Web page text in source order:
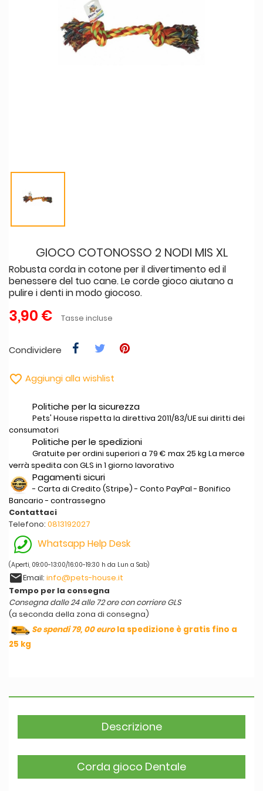
GIOCO COTONOSSO 2 NODI MIS XL
Robusta corda in cotone per il divertimento ed il
benessere del tuo cane. Le corde gioco aiutano a
pulire i denti in modo giocoso.
3,90 € Tasse incluse
Condividere
 Aggiungi alla wishlist
Politiche per la sicurezza
Pets' House rispetta la direttiva 2011/83/UE sui diritti dei
consumatori
Politiche per le spedizioni
Gratuite per ordini superiori a 79 € max 25 kg La merce
verrà spedita con GLS in 1 giorno lavorativo
Pagamenti sicuri
- Carta di Credito (Stripe) - Conto PayPal - Bonifico
Bancario - contrassegno
Contattaci
Telefono: 0813192027
Whatsapp Help Desk
(Aperti, 09:00-13:00/16:00-19:30 h da Lun a Sab)
emailEmail: info@pets-house.it
Tempo per la consegna
Consegna dalle 24 alle 72 ore con corriere GLS
(a seconda della zona di consegna)
Se spendi 79, 00 eurola spedizione è gratis fino a
25 kg
Descrizione
Corda gioco Dentale